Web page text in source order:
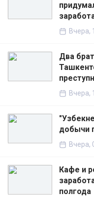
Вчера,
Два
Вчера,
добычи
Вчера,
Кафе и
полгода